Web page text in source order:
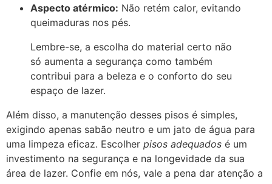
Aspecto atérmico: Não retém calor, evitando
queimaduras nos pés.
Lembre-se, a escolha do material certo não
só aumenta a segurança como também
contribui para a beleza e o conforto do seu
espaço de lazer.
Além disso, a manutenção desses pisos é simples,
exigindo apenas sabão neutro e um jato de água para
uma limpeza eficaz. Escolher pisos adequados é um
investimento na segurança e na longevidade da sua
área de lazer. Confie em nós, vale a pena dar atenção a